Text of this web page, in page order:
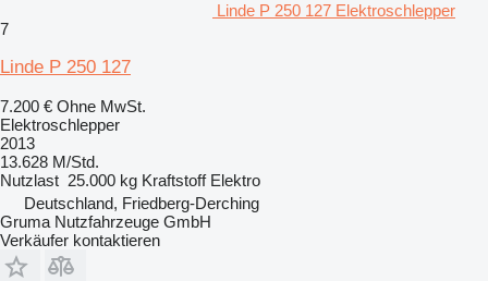
Linde P 250 127 Elektroschlepper
7
Linde P 250 127
7.200 € Ohne MwSt.
Elektroschlepper
2013
13.628 M/Std.
Nutzlast 25.000 kg Kraftstoff Elektro
Deutschland, Friedberg-Derching
Gruma Nutzfahrzeuge GmbH
Verkäufer kontaktieren